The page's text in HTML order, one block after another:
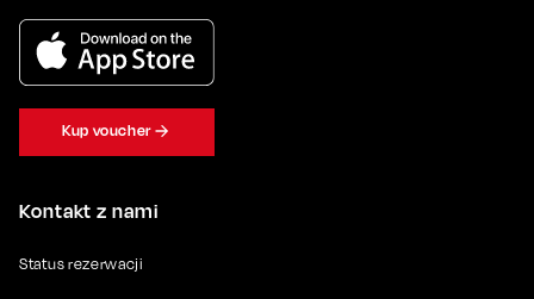
Kontakt z nami
Status rezerwacji
Kup voucher